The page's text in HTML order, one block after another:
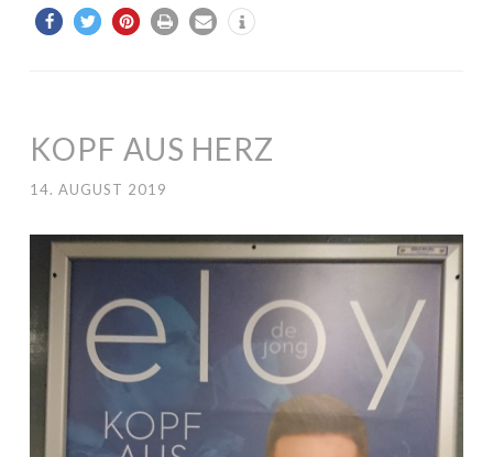
KOPF AUS HERZ
14. AUGUST 2019